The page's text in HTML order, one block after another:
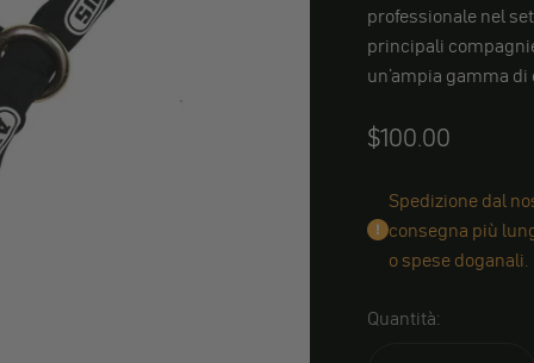
professionale nel
principali
un'ampia gamma
Angebot
$100.00
Spedizione dal
consegna più
o spese doganali.
Quantità: